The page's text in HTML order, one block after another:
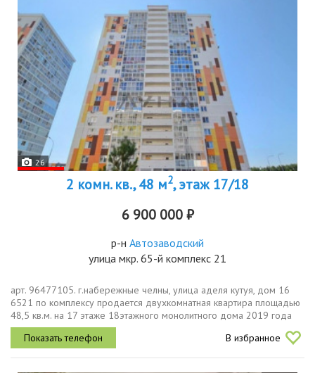
26
2 комн. кв., 48 м2, этаж 17/18
6 900 000 ₽
р-н Автозаводский
улица мкр. 65-й комплекс 21
арт. 96477105. г.набережные челны, улица аделя кутуя, дом 16
6521 по комплексу продается двухкомнатная квартира площадью
48,5 кв.м. на 17 этаже 18этажного монолитного дома 2019 года
постройки.преимущества планировки и расположенияпланировка...
В избранное